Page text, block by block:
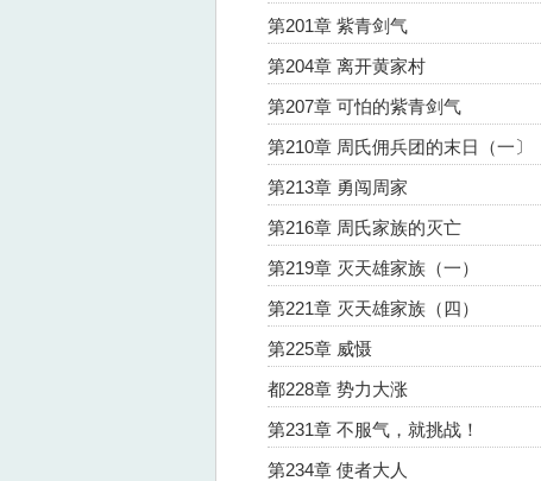
第201章 紫青剑气
第204章 离开黄家村
第207章 可怕的紫青剑气
第210章 周氏佣兵团的末日（一〕
第213章 勇闯周家
第216章 周氏家族的灭亡
第219章 灭天雄家族（一）
第221章 灭天雄家族（四）
第225章 威慑
都228章 势力大涨
第231章 不服气，就挑战！
第234章 使者大人